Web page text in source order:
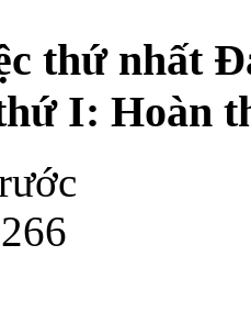
thứ nhất
I: Hoàn